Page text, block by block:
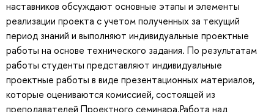
наставников обсуждают основные этапы и элементы
реализации проекта с учетом полученных за текущий
период знаний и выполняют индивидуальные проектные
работы на основе технического задания. По результатам
работы студенты представляют индивидуальные
проектные работы в виде презентационных материалов,
которые оцениваются комиссией, состоящей из
преподавателей Проектного семинара.Работа над